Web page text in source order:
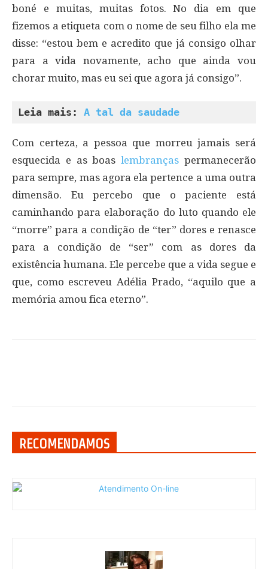
boné e muitas, muitas fotos. No dia em que
fizemos a etiqueta com o nome de seu filho ela me
disse: “estou bem e acredito que já consigo olhar
para a vida novamente, acho que ainda vou
chorar muito, mas eu sei que agora já consigo”.
Leia mais: A tal da saudade
Com certeza, a pessoa que morreu jamais será
esquecida e as boaslembranças permanecerão
para sempre, mas agora ela pertence a uma outra
dimensão. Eu percebo que o paciente está
caminhando para elaboração do luto quando ele
“morre” para a condição de “ter” dores e renasce
para a condição de “ser” com as dores da
existência humana. Ele percebe que a vida segue e
que, como escreveu Adélia Prado, “aquilo que a
memória amou fica eterno”.
RECOMENDAMOS